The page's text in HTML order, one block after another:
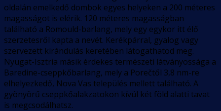
oldalán emelkedő dombok egyes helyeken a 200 méteres
magasságot is elérik. 120 méteres magasságban
található a Romould-barlang, mely egy egykor itt élő
szerzetesről kapta a nevét. Kerékpárral, gyalog vagy
szervezett kirándulás keretében látogathatod meg.
Nyugat-Isztria másik érdekes természeti látványossága a
Baredine-cseppkőbarlang, mely a Porečtől 3,8 nm-re
elhelyezkedő, Nova Vas település mellett található. A
gyönyörű cseppkőalakzatokon kívül két föld alatti tavat
is megcsodálhatsz.